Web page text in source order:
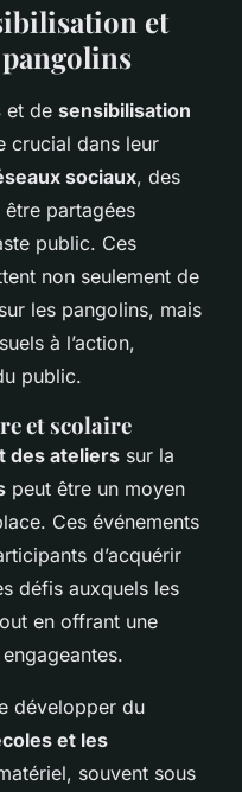
et
et de sensibilisation
crucial dans leur
sociaux, des
partagées
public. Ces
non seulement de
les pangolins, mais
à l’action,
public.
et scolaire
des ateliers sur la
peut être un moyen
Ces événements
d’acquérir
défis auxquels les
en offrant une
développer du
et les
souvent sous